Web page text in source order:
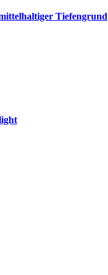
Tiefengrund